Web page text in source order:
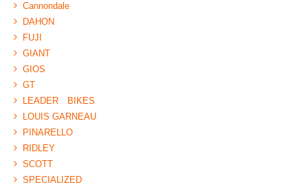
Cannondale
DAHON
FUJI
GIANT
GIOS
GT
LEADER BIKES
LOUIS GARNEAU
PINARELLO
RIDLEY
SCOTT
SPECIALIZED